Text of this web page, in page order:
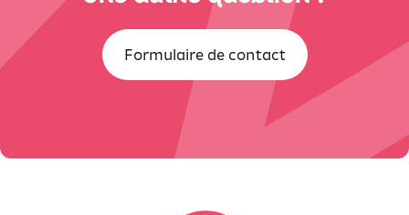
Formulaire de contact